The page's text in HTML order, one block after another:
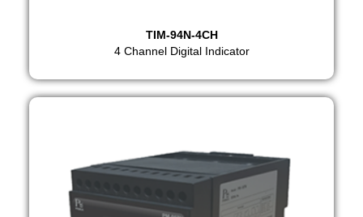
TIM-94N-4CH
4 Channel Digital Indicator